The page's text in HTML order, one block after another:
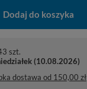
Dodaj do koszyka
szt.
(10.08.2026)
dostawa od 150,00 zł